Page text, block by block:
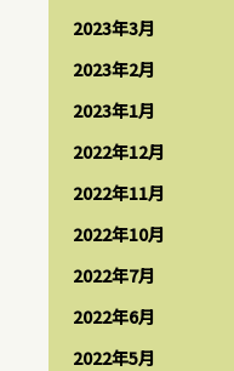
2023年3月
2023年2月
2023年1月
2022年12月
2022年11月
2022年10月
2022年7月
2022年6月
2022年5月